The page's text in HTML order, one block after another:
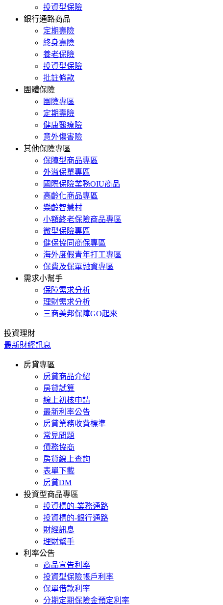
投資型保險
銀行通路商品
定期壽險
終身壽險
養老保險
投資型保險
批註條款
團體保險
團險專區
定期壽險
健康醫療險
意外傷害險
其他保險專區
保障型商品專區
外溢保單專區
國際保險業務OIU商品
高齡化商品專區
樂齡智慧村
小額終老保險商品專區
微型保險專區
健保協同商保專區
海外度假青年打工專區
保費及保單融資專區
需求小幫手
保障需求分析
理財需求分析
三商美邦保障GO起來
投資理財
最新財經訊息
房貸專區
房貸商品介紹
房貸試算
線上初核申請
最新利率公告
房貸業務收費標準
常見問題
債務協商
房貸線上查詢
表單下載
房貸DM
投資型商品專區
投資標的-業務通路
投資標的-銀行通路
財經訊息
理財幫手
利率公告
商品宣告利率
投資型保險帳戶利率
保單借款利率
分期定期保險金預定利率